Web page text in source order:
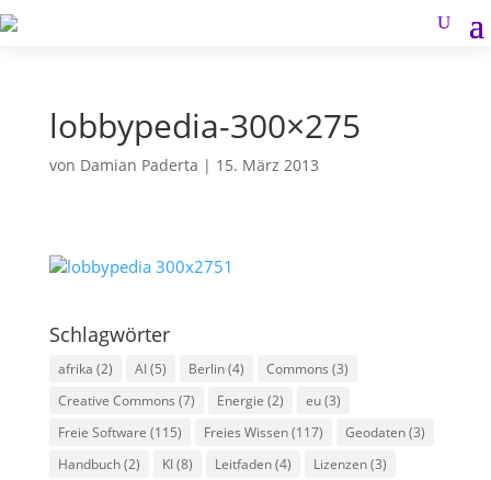
lobbypedia-300×275
von Damian Paderta | 15. März 2013
Schlagwörter
afrika (2) AI(5) Berlin(4) Commons (3)
Creative Commons (7) Energie (2) eu(3)
Freie Software (115) Freies Wissen(117) Geodaten(3)
Handbuch(2) KI(8) Leitfaden(4) Lizenzen(3)